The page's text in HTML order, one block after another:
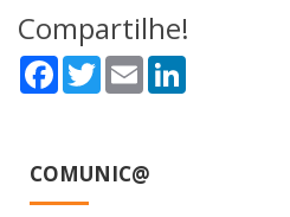
Compartilhe!
Facebook
TwitterEmail
COMUNIC@